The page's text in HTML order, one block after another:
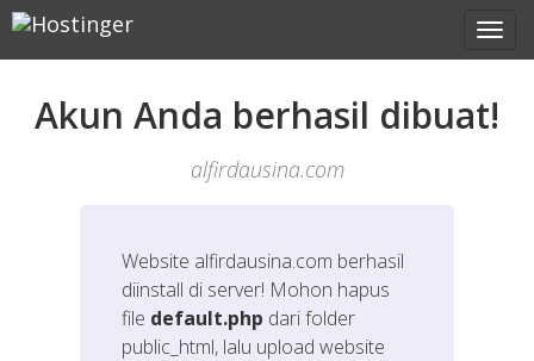
Akun Anda berhasil dibuat!
alfirdausina.com
Website alfirdausina.com berhasil
diinstall di server! Mohon hapus
file default.php dari folder
public_html, lalu upload website